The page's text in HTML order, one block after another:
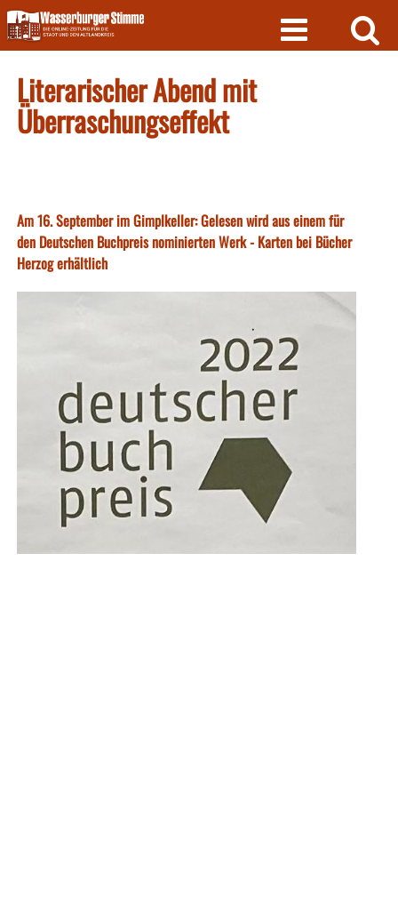
Skip
to
content
Literarischer Abend mit
Überraschungseffekt
Am 16. September im Gimplkeller: Gelesen wird aus einem für
den Deutschen Buchpreis nominierten Werk - Karten bei Bücher
Herzog erhältlich